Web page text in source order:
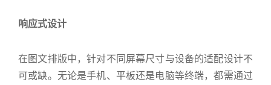
响应式设计
在图文排版中，针对不同屏幕尺寸与设备的适配设计不
可或缺。无论是手机、平板还是电脑等终端，都需通过